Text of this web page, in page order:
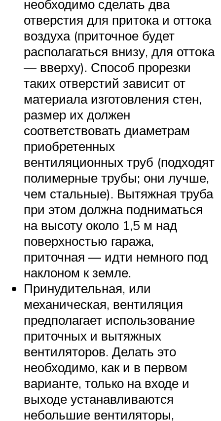
необходимо сделать два
отверстия для притока и оттока
воздуха (приточное будет
располагаться внизу, для оттока
— вверху). Способ прорезки
таких отверстий зависит от
материала изготовления стен,
размер их должен
соответствовать диаметрам
приобретенных
вентиляционных труб (подходят
полимерные трубы; они лучше,
чем стальные). Вытяжная труба
при этом должна подниматься
на высоту около 1,5 м над
поверхностью гаража,
приточная — идти немного под
наклоном к земле.
Принудительная, или
механическая, вентиляция
предполагает использование
приточных и вытяжных
вентиляторов. Делать это
необходимо, как и в первом
варианте, только на входе и
выходе устанавливаются
небольшие вентиляторы,